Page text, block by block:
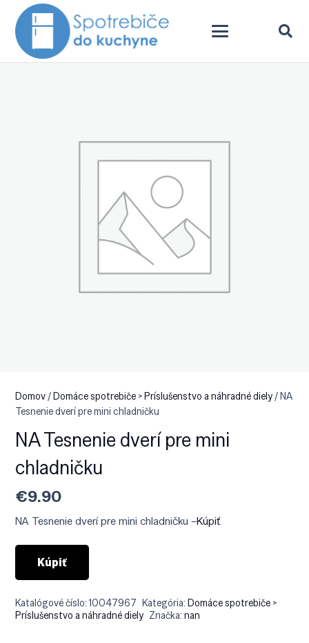
Domov/Domáce spotrebiče > Príslušenstvo a náhradné diely/ NA
Tesnenie dverí pre mini chladničku
NA Tesnenie dverí pre mini
chladničku
€9.90
NA Tesnenie dverí pre mini chladničku –Kúpiť
Kúpiť
Katalógové číslo:10047967 Kategória:Domáce spotrebiče >
Príslušenstvo a náhradné diely Značka:nan